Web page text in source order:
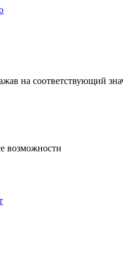
на соответствующий
возможности